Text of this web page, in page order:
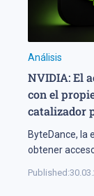
Análisis
NVIDIA: El
con el
catalizador
ByteDance, la
obtener
Published: